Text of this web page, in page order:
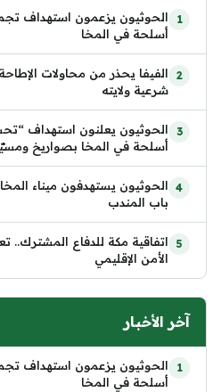
الحوثيون يزعمون استهداف
أسلحة في المخا
الفيفا يحذر من محاولات
شرعية ولايته
الحوثيون يعلنون استهداف
أسلحة في المخا بصواريخ
الحوثيون يستهدفون ميناء
باب المندب
اتفاقية مكة للدفاع المشترك..
الأمن الإقليمي
آخر الأخبار
الحوثيون يزعمون استهداف
أسلحة في المخا